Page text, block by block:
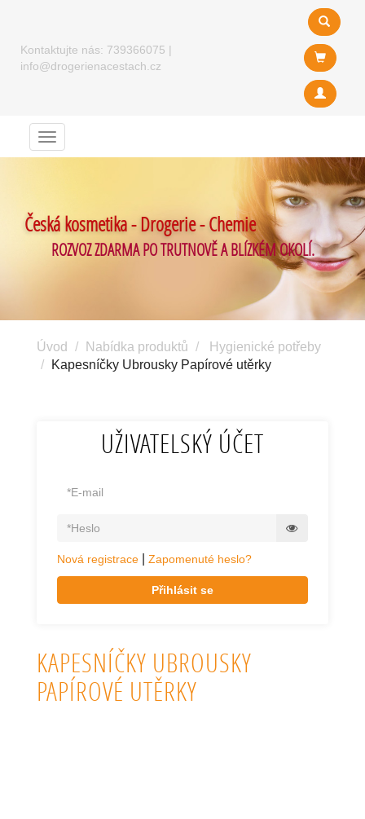
Kontaktujte nás: 739366075 |
info@drogerienacestach.cz
Menu
Česká kosmetika - Drogerie - Chemie
ROZVOZ ZDARMA PO TRUTNOVĚ A BLÍZKÉM OKOLÍ.
Úvod Nabídka produktů
Hygienické potřeby
Kapesníčky Ubrousky Papírové utěrky
UŽIVATELSKÝ ÚČET
Nová registrace Zapomenuté heslo?
Přihlásit se
KAPESNÍČKY UBROUSKY
PAPÍROVÉ UTĚRKY